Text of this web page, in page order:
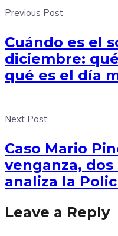
Previous Post
Cuándo es el
diciembre:
qué es el día
Next Post
Caso Mario
venganza,
analiza la
Leave a Reply